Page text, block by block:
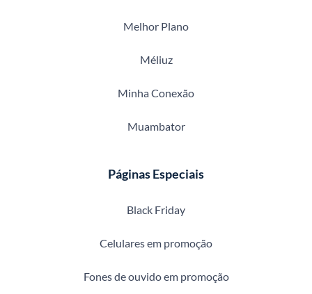
Melhor Plano
Méliuz
Minha Conexão
Muambator
Páginas Especiais
Black Friday
Celulares em promoção
Fones de ouvido em promoção